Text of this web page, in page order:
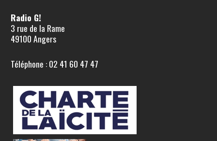
Radio G!
3 rue de la Rame
49100 Angers
Téléphone : 02 41 60 47 47